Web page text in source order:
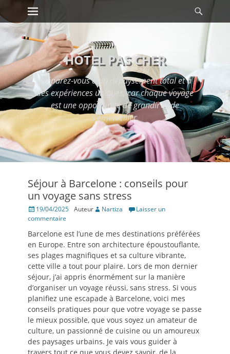
Passer
au
contenu
Premier menu
HOTEL PAS CHER
Préparez-vous à un dépaysement total et à
des expériences uniques, car chaque voyage
est une opportunité de grandir et de
s'émerveiller.
Séjour à Barcelone : conseils pour
un voyage sans stress
Posté
le
19/04/2025 Auteur Nartiza
Laisser un
commentaire
Barcelone est l’une de mes destinations préférées
en Europe. Entre son architecture époustouflante,
ses plages magnifiques et sa culture vibrante,
cette ville a tout pour plaire. Lors de mon dernier
séjour, j’ai appris énormément sur la manière
d’organiser un voyage réussi, sans stress. Si vous
planifiez une escapade à Barcelone, voici mes
conseils pratiques pour que votre voyage se passe
le mieux possible, que vous soyez un amateur de
culture, un passionné de cuisine ou un amoureux
des paysages urbains. Je vais vous guider à